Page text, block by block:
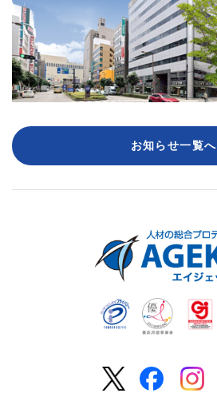
お知らせ一覧へ